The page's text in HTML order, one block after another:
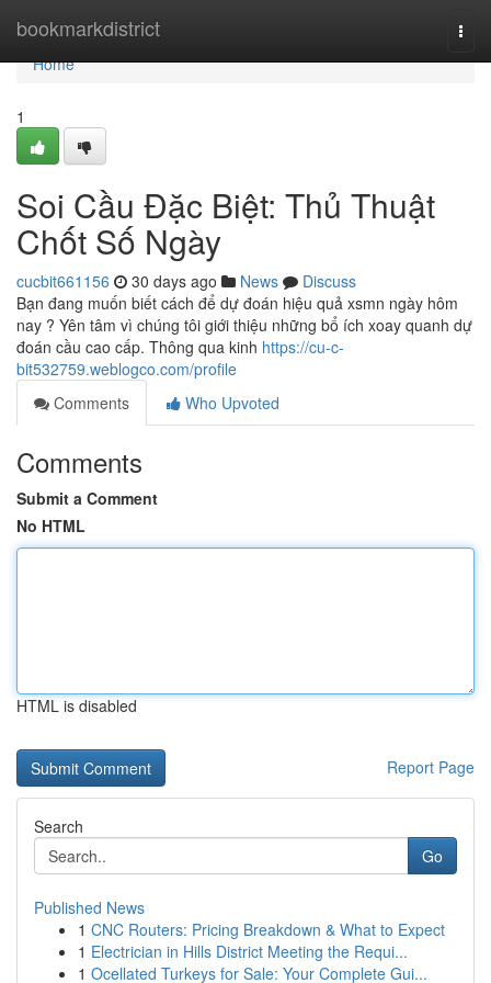
bookmarkdistrict
Home
Home
1
Soi Cầu Đặc Biệt: Thủ Thuật
Chốt Số Ngày
cucbit661156 30 days ago News
Discuss
Bạn đang muốn biết cách để dự đoán hiệu quả xsmn ngày hôm
nay ? Yên tâm vì chúng tôi giới thiệu những bổ ích xoay quanh dự
đoán cầu cao cấp. Thông qua kinh https://cu-c-
bit532759.weblogco.com/profile
Comments
Who Upvoted
Comments
Submit a Comment
No HTML
HTML is disabled
Report Page
Search
Go
Published News
1 CNC Routers: Pricing Breakdown & What to Expect
1 Electrician in Hills District Meeting the Requi...
1 Ocellated Turkeys for Sale: Your Complete Gui...